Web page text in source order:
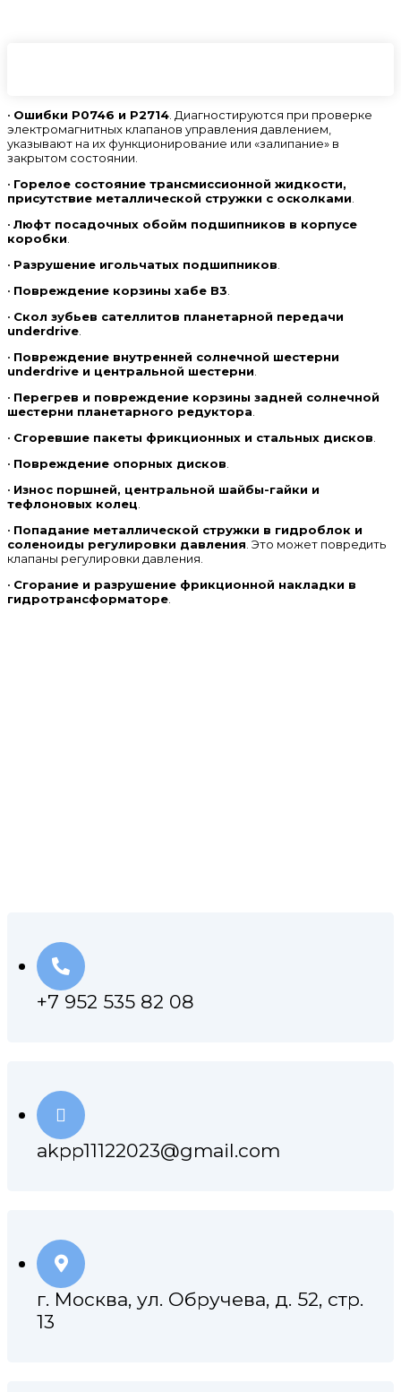
• Ошибки P0746 и Р2714. Диагностируются при проверке
электромагнитных клапанов управления давлением,
указывают на их функционирование или «залипание» в
закрытом состоянии.
• Горелое состояние трансмиссионной жидкости,
присутствие металлической стружки с осколками.
• Люфт посадочных обойм подшипников в корпусе
коробки.
• Разрушение игольчатых подшипников.
• Повреждение корзины хабе В3.
• Скол зубьев сателлитов планетарной передачи
underdrive.
• Повреждение внутренней солнечной шестерни
underdrive и центральной шестерни.
• Перегрев и повреждение корзины задней солнечной
шестерни планетарного редуктора.
• Сгоревшие пакеты фрикционных и стальных дисков.
• Повреждение опорных дисков.
• Износ поршней, центральной шайбы-гайки и
тефлоновых колец.
• Попадание металлической стружки в гидроблок и
соленоиды регулировки давления. Это может повредить
клапаны регулировки давления.
• Сгорание и разрушение фрикционной накладки в
гидротрансформаторе.
+7 952 535 82 08
akpp11122023@gmail.com
г. Москва, ул. Обручева, д. 52, стр.
13